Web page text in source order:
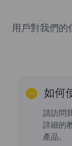
用戶對我們的
如何
請訪問
詳細的
產品。